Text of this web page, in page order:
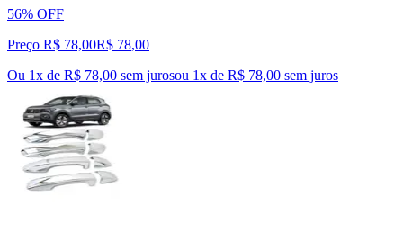
56% OFF
Preço R$ 78,00R$ 78,00
Ou 1x de R$ 78,00 sem jurosou 1x de R$ 78,00 sem juros